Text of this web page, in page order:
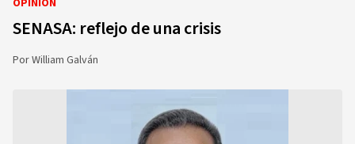
OPINIÓN
SENASA: reflejo de una crisis
PorWilliam Galván